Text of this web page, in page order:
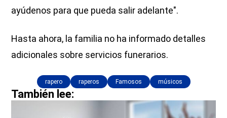
ayúdenos para que pueda salir adelante".
Hasta ahora, la familia no ha informado detalles
adicionales sobre servicios funerarios.
rapero raperos Famosos músicos
También lee: